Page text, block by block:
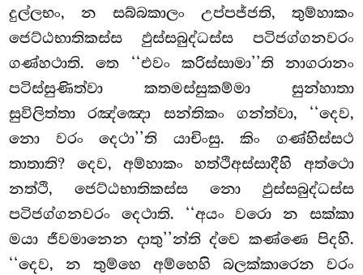
දුල්ලභං, න සබ්බකාලං උප්පජ්ජති, තුම්හාකං
ජෙට්ඨභාතිකස්ස ඵුස්සබුද්ධස්ස පටිජග්ගනවරං
ගණ්හථාති. තෙ ‘‘එවං කරිස්සාමා’’ති නාගරානං
පටිස්සුණිත්වා කතමස්සුකම්මා සුන්හාතා
සුවිලිත්තා රඤ්ඤො සන්තිකං ගන්ත්වා, ‘‘දෙව,
නො වරං දෙථා’’ති යාචිංසු. කිං ගණ්හිස්සථ
තාතාති? දෙව, අම්හාකං හත්ථිඅස්සාදීහි අත්ථො
නත්ථි, ජෙට්ඨභාතිකස්ස නො ඵුස්සබුද්ධස්ස
පටිජග්ගනවරං දෙථාති. ‘‘අයං වරො න සක්කා
මයා ජීවමානෙන දාතු’’න්ති ද්වෙ කණ්ණෙ පිදහි.
‘‘දෙව, න තුම්හෙ අම්හෙහි බලක්කාරෙන වරං